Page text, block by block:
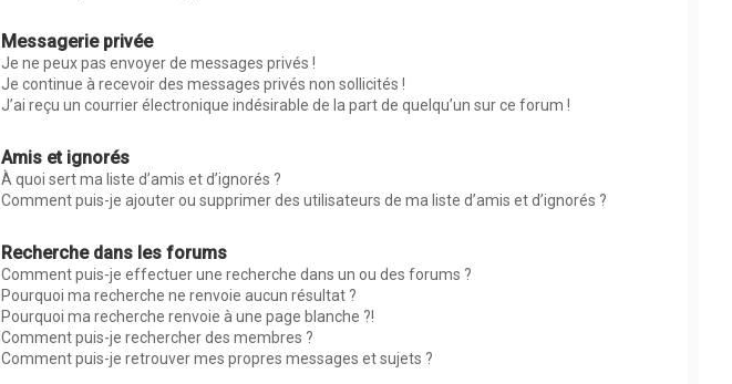
Messagerie privée
Je ne peux pas envoyer de messages privés !
Je continue à recevoir des messages privés non sollicités !
J’ai reçu un courrier électronique indésirable de la part de quelqu’un sur ce forum !
Amis et ignorés
À quoi sert ma liste d’amis et d’ignorés ?
Comment puis-je ajouter ou supprimer des utilisateurs de ma liste d’amis et d’ignorés ?
Recherche dans les forums
Comment puis-je effectuer une recherche dans un ou des forums ?
Pourquoi ma recherche ne renvoie aucun résultat ?
Pourquoi ma recherche renvoie à une page blanche ?!
Comment puis-je rechercher des membres ?
Comment puis-je retrouver mes propres messages et sujets ?